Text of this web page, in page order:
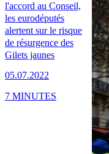
l'accord au Conseil,
les eurodéputés
alertent sur le risque
de résurgence des
Gilets jaunes
05.07.2022
7 MINUTES